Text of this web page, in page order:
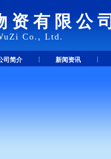
资有限公司
Co., Ltd.
司简介 新闻资讯